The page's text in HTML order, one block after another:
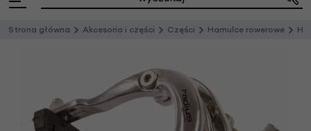
Strona główna Akcesoria i części Części Hamulce rowerowe